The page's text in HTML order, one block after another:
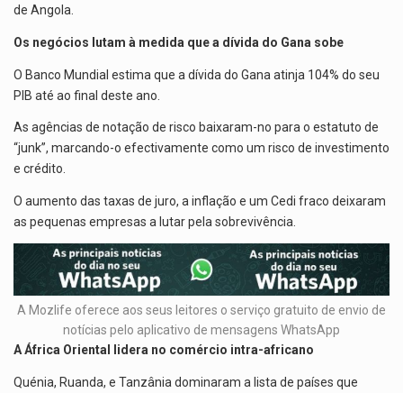
de Angola.
Os negócios lutam à medida que a dívida do Gana sobe
O Banco Mundial estima que a dívida do Gana atinja 104% do seu
PIB até ao final deste ano.
As agências de notação de risco baixaram-no para o estatuto de
“junk”, marcando-o efectivamente como um risco de investimento
e crédito.
O aumento das taxas de juro, a inflação e um Cedi fraco deixaram
as pequenas empresas a lutar pela sobrevivência.
A Mozlife oferece aos seus leitores o serviço gratuito de envio de
notícias pelo aplicativo de mensagens WhatsApp
A África Oriental lidera no comércio intra-africano
Quénia, Ruanda, e Tanzânia dominaram a lista de países que